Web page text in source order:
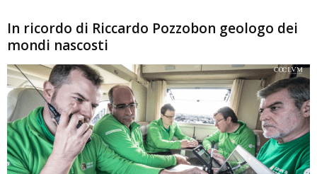
In ricordo di Riccardo Pozzobon geologo dei
mondi nascosti